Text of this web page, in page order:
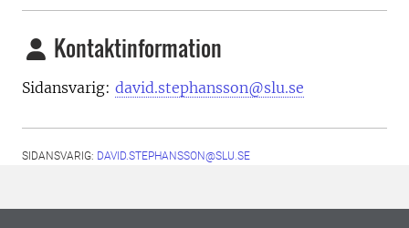
Kontaktinformation
Sidansvarig: david.stephansson@slu.se
SIDANSVARIG: DAVID.STEPHANSSON@SLU.SE